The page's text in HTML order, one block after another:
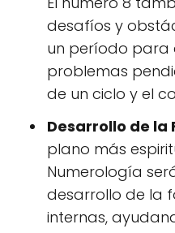
desafíos y
un período para
problemas
de un ciclo y el
Desarrollo de la
plano más
Numerología
desarrollo de la
internas,